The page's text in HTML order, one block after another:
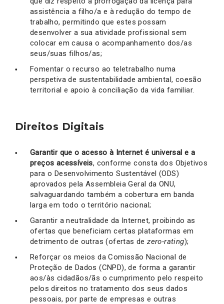
assistência a filho/a e à redução do tempo de
trabalho, permitindo que estes possam
desenvolver a sua atividade profissional sem
colocar em causa o acompanhamento dos/as
seus/suas filhos/as;
Fomentar o recurso ao teletrabalho numa
perspetiva de sustentabilidade ambiental, coesão
territorial e apoio à conciliação da vida familiar.
Direitos Digitais
Garantir que o acesso à Internet é universal e a
preços acessíveis, conforme consta dos Objetivos
para o Desenvolvimento Sustentável (ODS)
aprovados pela Assembleia Geral da ONU,
salvaguardando também a cobertura em banda
larga em todo o território nacional;
Garantir a neutralidade da Internet, proibindo as
ofertas que beneficiam certas plataformas em
detrimento de outras (ofertas dezero-rating);
Reforçar os meios da Comissão Nacional de
Proteção de Dados (CNPD), de forma a garantir
aos/às cidadãos/ãs o cumprimento pelo respeito
pelos direitos no tratamento dos seus dados
pessoais, por parte de empresas e outras